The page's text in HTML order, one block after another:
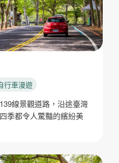
行車漫遊
線景觀道路，沿途臺灣
季都令人驚豔的繽紛美